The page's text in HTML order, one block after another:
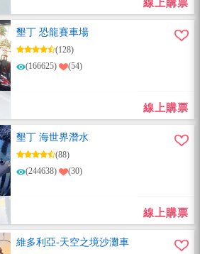
線上購票
墾丁 恐龍賽車場
(128)
(166625)
(54)
線上購票
墾丁 海世界潛水
(88)
(244638)
(30)
線上購票
維多利亞-天空之境沙灘車